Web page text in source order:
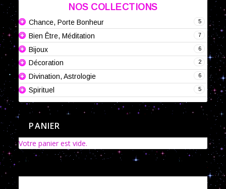
NOS COLLECTIONS
5
Chance, Porte Bonheur
7
Bien Être, Méditation
6
Bijoux
2
Décoration
6
Divination, Astrologie
5
Spirituel
PANIER
Votre panier est vide.